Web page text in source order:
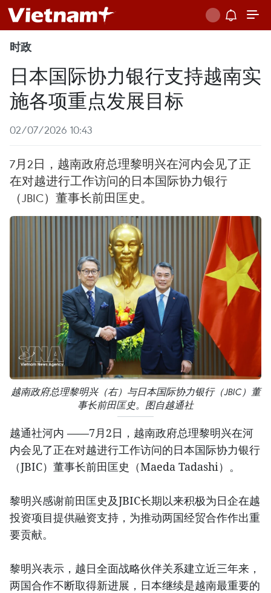
时政
日本国际协力银行支持越南实
施各项重点发展目标
02/07/2026 10:43
7月2日，越南政府总理黎明兴在河内会见了正
在对越进行工作访问的日本国际协力银行
（JBIC）董事长前田匡史。
越南政府总理黎明兴（右）与日本国际协力银行（JBIC）董
事长前田匡史。图自越通社
越通社河内 ——7月2日，越南政府总理黎明兴在河
内会见了正在对越进行工作访问的日本国际协力银行
（JBIC）董事长前田匡史（Maeda Tadashi）。
黎明兴感谢前田匡史及JBIC长期以来积极为日企在越
投资项目提供融资支持，为推动两国经贸合作作出重
要贡献。
黎明兴表示，越日全面战略伙伴关系建立近三年来，
两国合作不断取得新进展，日本继续是越南最重要的